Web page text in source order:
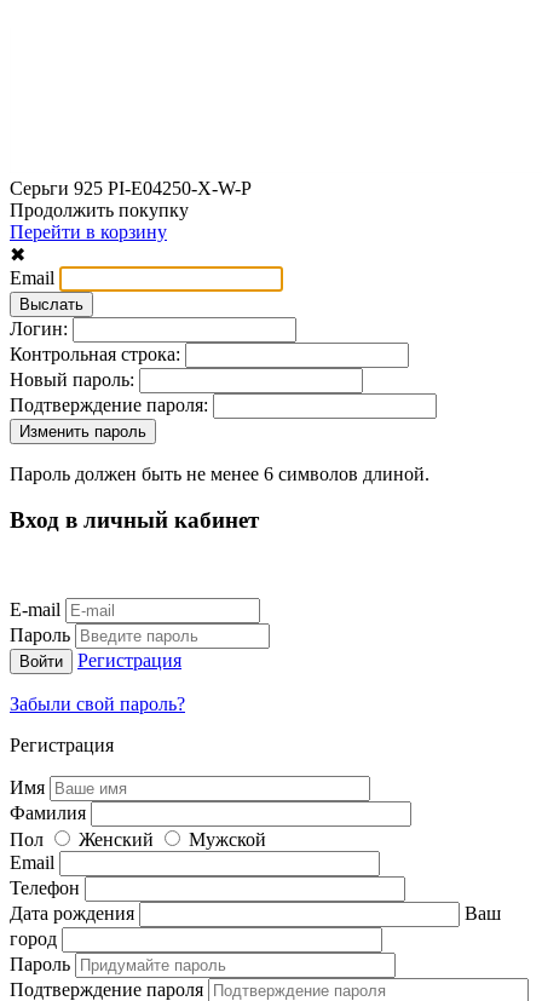
Серьги 925 PI-E04250-X-W-P
Продолжить покупку
Перейти в корзину
✖
Email
Логин:
Контрольная строка:
Новый пароль:
Подтверждение пароля:
Пароль должен быть не менее 6 символов длиной.
Вход в личный кабинет
E-mail
Пароль
Регистрация
Забыли свой пароль?
Регистрация
Имя
Фамилия
Пол
Женский
Мужской
Email
Телефон
Дата рождения
Ваш
город
Пароль
Подтверждение пароля